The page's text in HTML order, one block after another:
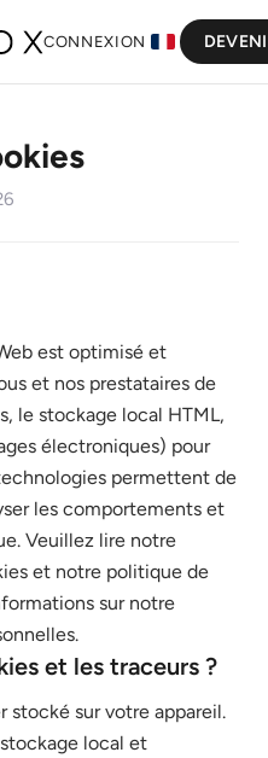
CONNEXION
est optimisé et
et nos prestataires de
le stockage local HTML,
électroniques) pour
permettent de
les comportements et
Veuillez lire notre
et notre politique de
sur notre
et les traceurs ?
sur votre appareil.
local et